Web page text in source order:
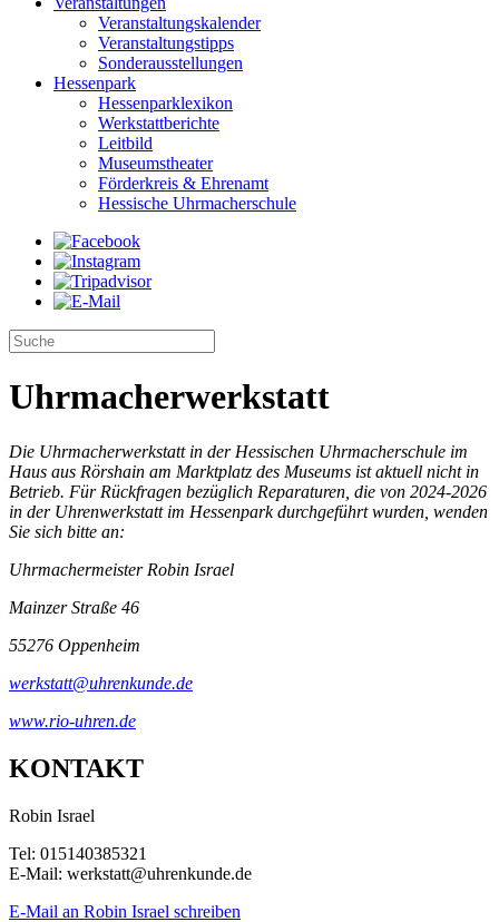
Veranstaltungskalender
Veranstaltungstipps
Sonderausstellungen
Hessenpark
Hessenparklexikon
Werkstattberichte
Leitbild
Museumstheater
Förderkreis & Ehrenamt
Hessische Uhrmacherschule
Uhrmacherwerkstatt
Die Uhrmacherwerkstatt in der Hessischen Uhrmacherschule im
Haus aus Rörshain am Marktplatz des Museums ist aktuell nicht in
Betrieb. Für Rückfragen bezüglich Reparaturen, die von 2024-2026
in der Uhrenwerkstatt im Hessenpark durchgeführt wurden, wenden
Sie sich bitte an:
Uhrmachermeister Robin Israel
Mainzer Straße 46
55276 Oppenheim
werkstatt@uhrenkunde.de
www.rio-uhren.de
KONTAKT
Robin Israel
Tel: 015140385321
E-Mail: werkstatt@uhrenkunde.de
E-Mail an Robin Israel schreiben